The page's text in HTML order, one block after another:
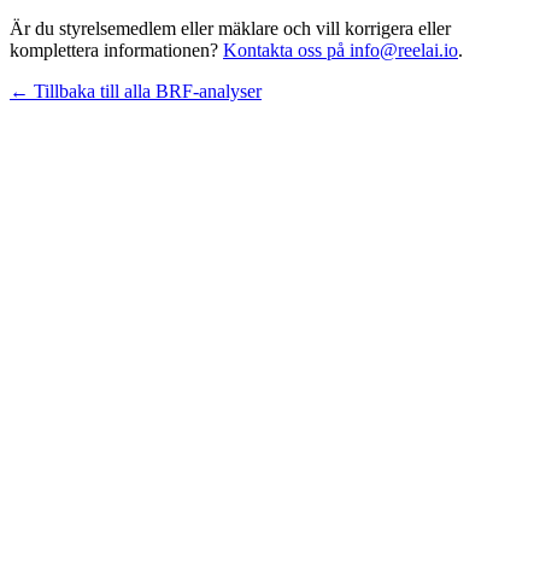
Är du styrelsemedlem eller mäklare och vill korrigera eller
komplettera informationen? Kontakta oss på info@reelai.io.
← Tillbaka till alla BRF-analyser